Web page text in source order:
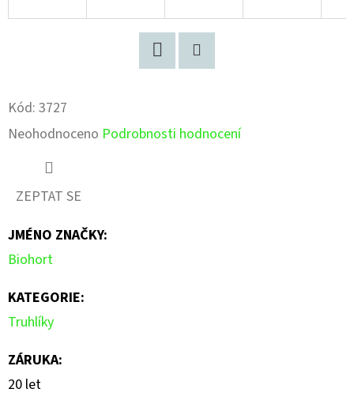
Kód: 3727
Průměrné
hodnocení
0,0
z
5
hvězdiček.
Neohodnoceno Podrobnosti hodnocení
ZEPTAT SE
JMÉNO ZNAČKY:
Biohort
KATEGORIE:
Truhlíky
ZÁRUKA:
20 let